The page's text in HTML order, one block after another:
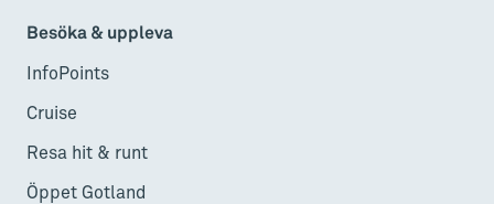
Besöka & uppleva
InfoPoints
Cruise
Resa hit & runt
Öppet Gotland